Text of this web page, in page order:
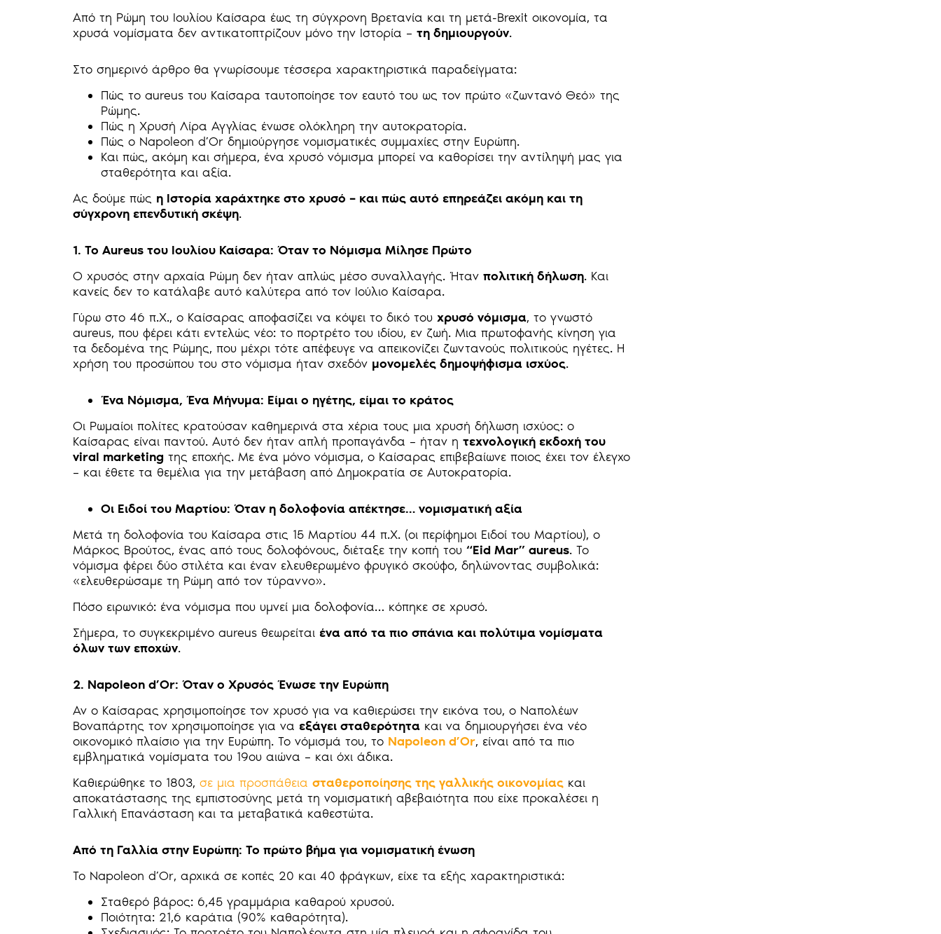
Από τη Ρώμη του Ιουλίου Καίσαρα έως τη σύγχρονη Βρετανία και τη μετά-Brexit οικονομία, τα
χρυσά νομίσματα δεν αντικατοπτρίζουν μόνο την Ιστορία – τη δημιουργούν.
Στο σημερινό άρθρο θα γνωρίσουμε τέσσερα χαρακτηριστικά παραδείγματα:
Πώς το aureus του Καίσαρα ταυτοποίησε τον εαυτό του ως τον πρώτο «ζωντανό Θεό» της
Ρώμης.
Πώς η Χρυσή Λίρα Αγγλίας ένωσε ολόκληρη την αυτοκρατορία.
Πώς ο Napoleon d’Or δημιούργησε νομισματικές συμμαχίες στην Ευρώπη.
Και πώς, ακόμη και σήμερα, ένα χρυσό νόμισμα μπορεί να καθορίσει την αντίληψή μας για
σταθερότητα και αξία.
Ας δούμε πώς η Ιστορία χαράχτηκε στο χρυσό – και πώς αυτό επηρεάζει ακόμη και τη
σύγχρονη επενδυτική σκέψη.
1. Το Aureus του Ιουλίου Καίσαρα: Όταν το Νόμισμα Μίλησε Πρώτο
Ο χρυσός στην αρχαία Ρώμη δεν ήταν απλώς μέσο συναλλαγής. Ήταν πολιτική δήλωση. Και
κανείς δεν το κατάλαβε αυτό καλύτερα από τον Ιούλιο Καίσαρα.
Γύρω στο 46 π.Χ., ο Καίσαρας αποφασίζει να κόψει το δικό του χρυσό νόμισμα, το γνωστό
aureus, που φέρει κάτι εντελώς νέο: το πορτρέτο του ιδίου, εν ζωή. Μια πρωτοφανής κίνηση για
τα δεδομένα της Ρώμης, που μέχρι τότε απέφευγε να απεικονίζει ζωντανούς πολιτικούς ηγέτες. Η
χρήση του προσώπου του στο νόμισμα ήταν σχεδόν μονομελές δημοψήφισμα ισχύος.
Ένα Νόμισμα, Ένα Μήνυμα: Είμαι ο ηγέτης, είμαι το κράτος
Οι Ρωμαίοι πολίτες κρατούσαν καθημερινά στα χέρια τους μια χρυσή δήλωση ισχύος: ο
Καίσαρας είναι παντού. Αυτό δεν ήταν απλή προπαγάνδα – ήταν η τεχνολογική εκδοχή του
viral marketing της εποχής. Με ένα μόνο νόμισμα, ο Καίσαρας επιβεβαίωνε ποιος έχει τον έλεγχο
– και έθετε τα θεμέλια για την μετάβαση από Δημοκρατία σε Αυτοκρατορία.
Οι Ειδοί του Μαρτίου: Όταν η δολοφονία απέκτησε… νομισματική αξία
Μετά τη δολοφονία του Καίσαρα στις 15 Μαρτίου 44 π.Χ. (οι περίφημοι Ειδοί του Μαρτίου), ο
Μάρκος Βρούτος, ένας από τους δολοφόνους, διέταξε την κοπή του “Eid Mar” aureus. Το
νόμισμα φέρει δύο στιλέτα και έναν ελευθερωμένο φρυγικό σκούφο, δηλώνοντας συμβολικά:
«ελευθερώσαμε τη Ρώμη από τον τύραννο».
Πόσο ειρωνικό: ένα νόμισμα που υμνεί μια δολοφονία… κόπηκε σε χρυσό.
Σήμερα, το συγκεκριμένο aureus θεωρείται ένα από τα πιο σπάνια και πολύτιμα νομίσματα
όλων των εποχών.
2. Napoleon d’Or: Όταν ο Χρυσός Ένωσε την Ευρώπη
Αν ο Καίσαρας χρησιμοποίησε τον χρυσό για να καθιερώσει την εικόνα του, ο Ναπολέων
Βοναπάρτης τον χρησιμοποίησε για να εξάγει σταθερότητα και να δημιουργήσει ένα νέο
οικονομικό πλαίσιο για την Ευρώπη. Το νόμισμά του, το Napoleon d’Or, είναι από τα πιο
εμβληματικά νομίσματα του 19ου αιώνα – και όχι άδικα.
Καθιερώθηκε το 1803, σε μια προσπάθεια σταθεροποίησης της γαλλικής οικονομίας και
αποκατάστασης της εμπιστοσύνης μετά τη νομισματική αβεβαιότητα που είχε προκαλέσει η
Γαλλική Επανάσταση και τα μεταβατικά καθεστώτα.
Από τη Γαλλία στην Ευρώπη: Το πρώτο βήμα για νομισματική ένωση
Το Napoleon d’Or, αρχικά σε κοπές 20 και 40 φράγκων, είχε τα εξής χαρακτηριστικά:
Σταθερό βάρος: 6,45 γραμμάρια καθαρού χρυσού.
Ποιότητα: 21,6 καράτια (90% καθαρότητα).